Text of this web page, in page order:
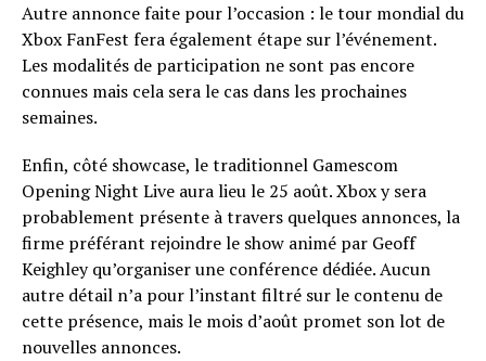
Autre annonce faite pour l’occasion : le tour mondial du
Xbox FanFest fera également étape sur l’événement.
Les modalités de participation ne sont pas encore
connues mais cela sera le cas dans les prochaines
semaines.
Enfin, côté showcase, le traditionnel Gamescom
Opening Night Live aura lieu le 25 août. Xbox y sera
probablement présente à travers quelques annonces, la
firme préférant rejoindre le show animé par Geoff
Keighley qu’organiser une conférence dédiée. Aucun
autre détail n’a pour l’instant filtré sur le contenu de
cette présence, mais le mois d’août promet son lot de
nouvelles annonces.